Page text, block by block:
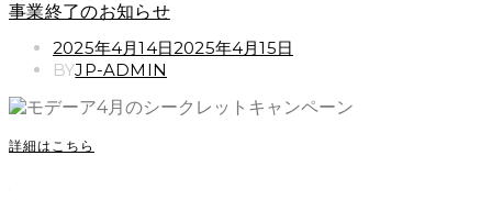
事業終了のお知らせ
POSTED
ON
2025年4月14日2025年4月15日
BYJP-ADMIN
詳細はこちら